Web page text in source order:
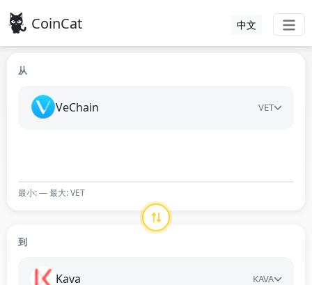
CoinCat 中文
从
VeChain VET
最小: — 最大: VET
到
Kava KAVA